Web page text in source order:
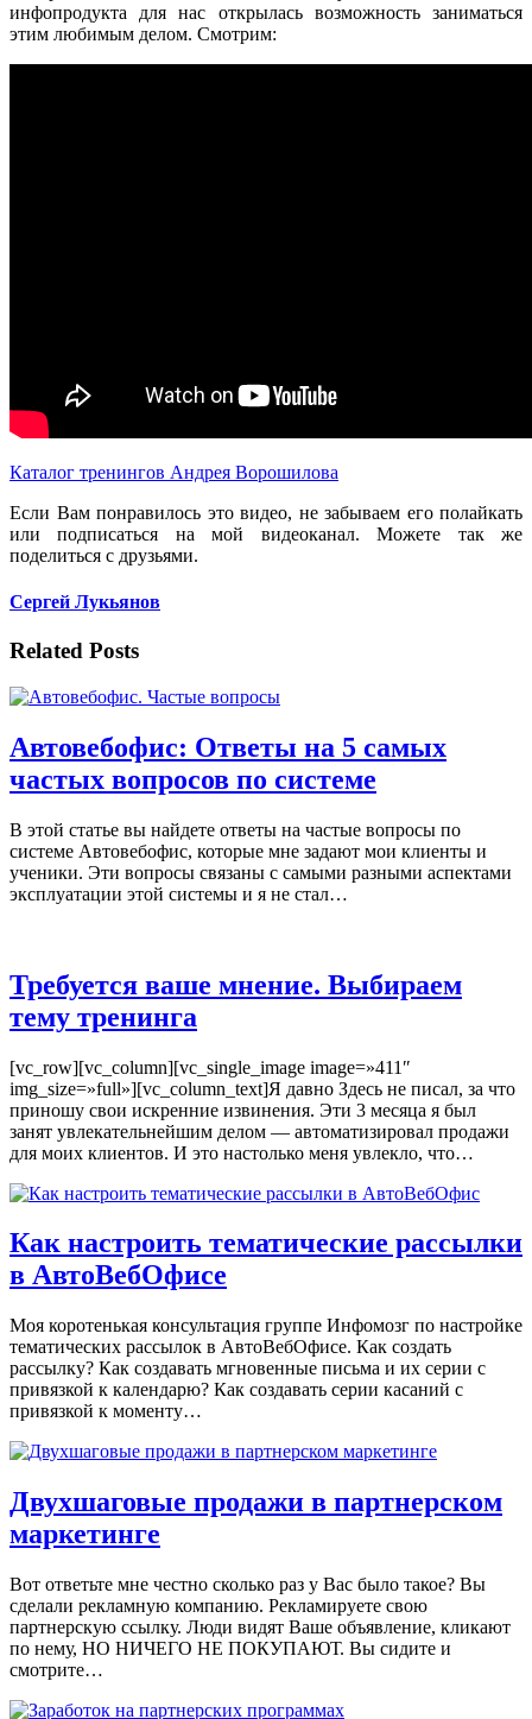
инфопродукта для нас открылась возможность заниматься
этим любимым делом. Смотрим:
Каталог тренингов Андрея Ворошилова
Если Вам понравилось это видео, не забываем его полайкать
или подписаться на мой видеоканал. Можете так же
поделиться с друзьями.
Сергей Лукьянов
Related Posts
Автовебофис: Ответы на 5 самых
частых вопросов по системе
В этой статье вы найдете ответы на частые вопросы по
системе Автовебофис, которые мне задают мои клиенты и
ученики. Эти вопросы связаны с самыми разными аспектами
эксплуатации этой системы и я не стал…
Требуется ваше мнение. Выбираем
тему тренинга
[vc_row][vc_column][vc_single_image image=»411″
img_size=»full»][vc_column_text]Я давно Здесь не писал, за что
приношу свои искренние извинения. Эти 3 месяца я был
занят увлекательнейшим делом — автоматизировал продажи
для моих клиентов. И это настолько меня увлекло, что…
Как настроить тематические рассылки
в АвтоВебОфисе
Моя коротенькая консультация группе Инфомозг по настройке
тематических рассылок в АвтоВебОфисе. Как создать
рассылку? Как создавать мгновенные письма и их серии с
привязкой к календарю? Как создавать серии касаний с
привязкой к моменту…
Двухшаговые продажи в партнерском
маркетинге
Вот ответьте мне честно сколько раз у Вас было такое? Вы
сделали рекламную компанию. Рекламируете свою
партнерскую ссылку. Люди видят Ваше объявление, кликают
по нему, НО НИЧЕГО НЕ ПОКУПАЮТ. Вы сидите и
смотрите…